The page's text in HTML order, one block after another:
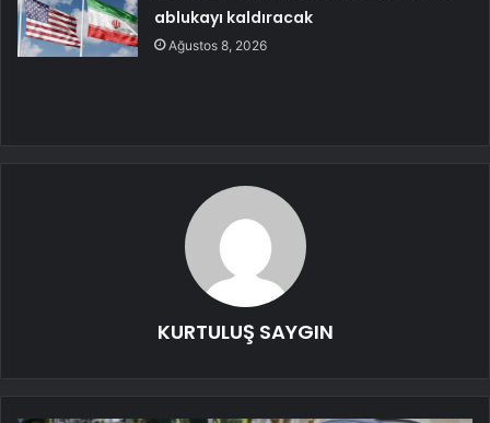
ablukayı kaldıracak
Ağustos 8, 2026
KURTULUŞ SAYGIN